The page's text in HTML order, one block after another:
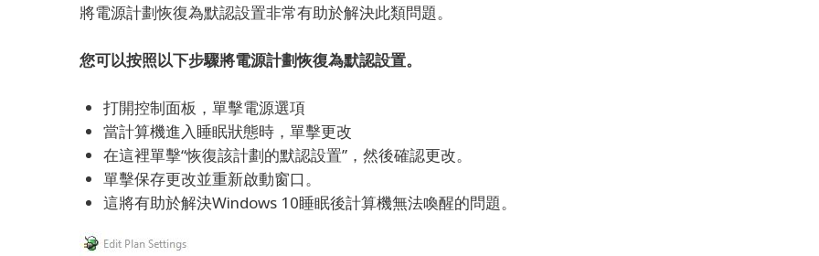
將電源計劃恢復為默認設置非常有助於解決此類問題。
您可以按照以下步驟將電源計劃恢復為默認設置。
打開控制面板，單擊電源選項
當計算機進入睡眠狀態時，單擊更改
在這裡單擊“恢復該計劃的默認設置”，然後確認更改。
單擊保存更改並重新啟動窗口。
這將有助於解決Windows 10睡眠後計算機無法喚醒的問題。